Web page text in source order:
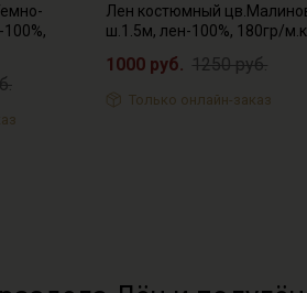
Лен костюмный
ш.1.5м, лен-100%, 180гр/
1000 руб. 1250 руб.
Только онлайн-заказ